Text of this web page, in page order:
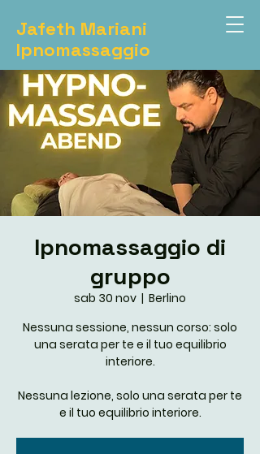
Jafeth Mariani
Ipnomassaggio
Ipnomassaggio di
gruppo
sab 30 nov
  |
Berlino
Nessuna sessione, nessun corso: solo
una serata per te e il tuo equilibrio
interiore.
Nessuna lezione, solo una serata per te
e il tuo equilibrio interiore.